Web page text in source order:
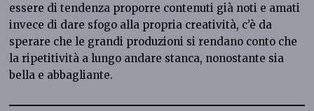
essere di tendenza proporre contenuti già noti e amati
invece di dare sfogo alla propria creatività, c’è da
sperare che le grandi produzioni si rendano conto che
la ripetitività a lungo andare stanca, nonostante sia
bella e abbagliante.